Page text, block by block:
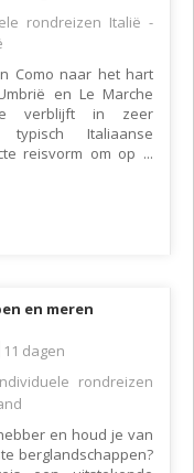
rondreizen Italië -
Como naar het hart
en Le Marche
verblijft in zeer
typisch Italiaanse
reisvorm om op ...
en meren
11 dagen
rondreizen
en houd je van
berglandschappen?